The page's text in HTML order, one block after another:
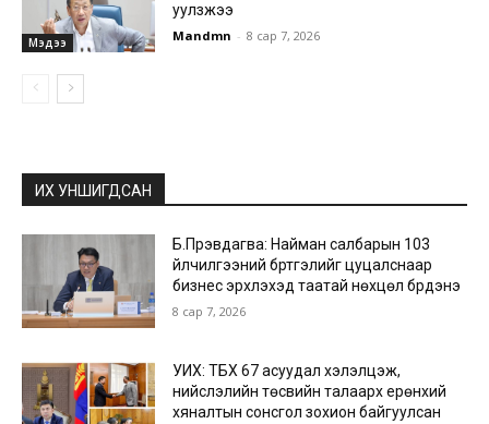
Мэдээ
уулзжээ
Mandmn - 8 сар 7, 2026
ИХ УНШИГДСАН
Б.Пүрэвдагва: Найман салбарын 103
үйлчилгээний бүртгэлийг цуцалснаар
бизнес эрхлэхэд таатай нөхцөл бүрдэнэ
8 сар 7, 2026
УИХ: ТБХ 67 асуудал хэлэлцэж,
нийслэлийн төсвийн талаарх ерөнхий
хяналтын сонсгол зохион байгуулсан